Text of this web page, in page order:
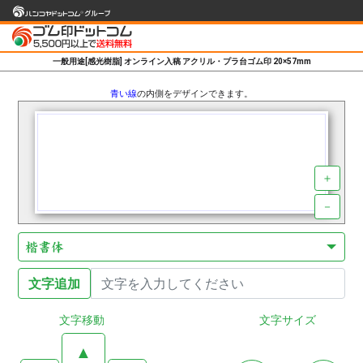
一般用途[感光樹脂] オンライン入稿 アクリル・プラ台ゴム印 20×57mm
青い線の内側をデザインできます。
＋
－
楷書体
文字移動
▲
文字サイズ